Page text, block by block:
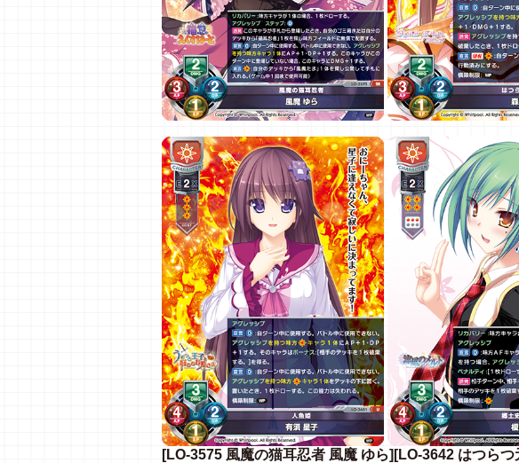
[LO-3575 風魔の猫耳忍者 風魔 ゆら][LO-3642 はつらつ